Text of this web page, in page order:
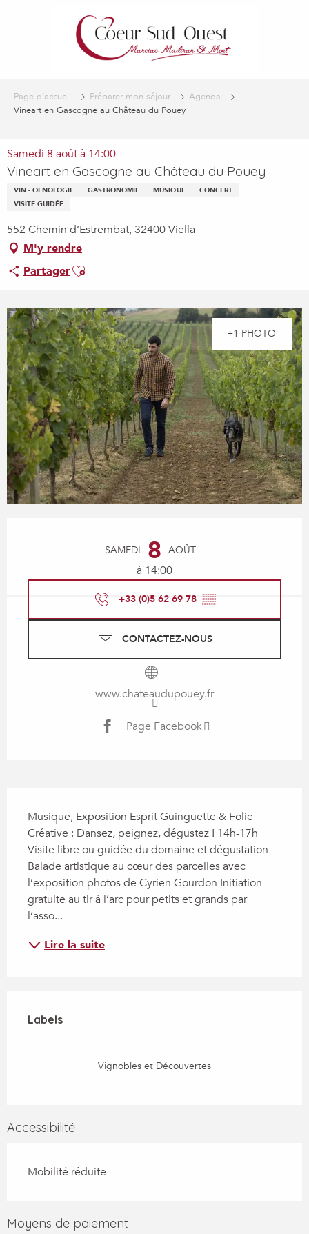
Page d’accueil Préparer mon séjour
Agenda
Vineart en Gascogne au Château du Pouey
Samedi 8 août à 14:00
Vineart en Gascogne au Château du Pouey
VIN - OENOLOGIE GASTRONOMIE MUSIQUE
CONCERT
VISITE GUIDÉE
552 Chemin d’Estrembat, 32400 Viella
M'y rendre
PartagerAjouter aux favoris
+1 PHOTO
SAMEDI 8 AOÛT
à 14:00
+33 (0)5 62 69 78 ▒▒
CONTACTEZ-NOUS
www.chateaudupouey.fr
Page Facebook
Musique, Exposition Esprit Guinguette & Folie
Créative : Dansez, peignez, dégustez ! 14h-17h
Visite libre ou guidée du domaine et dégustation
Balade artistique au cœur des parcelles avec
l’exposition photos de Cyrien Gourdon Initiation
gratuite au tir à l’arc pour petits et grands par
l’asso...
Lire la suite
Labels
Labels
Vignobles et Découvertes
Accessibilité
Mobilité réduite
Moyens de paiement